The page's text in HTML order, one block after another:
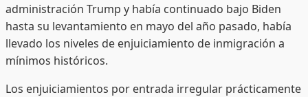
administración Trump y había continuado bajo Biden
hasta su levantamiento en mayo del año pasado, había
llevado los niveles de enjuiciamiento de inmigración a
mínimos históricos.
Los enjuiciamientos por entrada irregular prácticamente